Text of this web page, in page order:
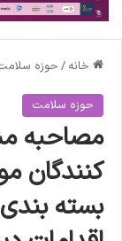
خانه / حوزه
حوزه سلامت
مصاحبه
کنندگان
بسته بندی